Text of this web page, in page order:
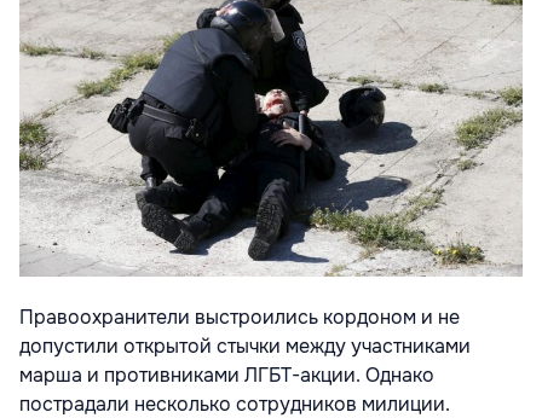
Правоохранители выстроились кордоном и не
допустили открытой стычки между участниками
марша и противниками ЛГБТ-акции. Однако
пострадали несколько сотрудников милиции.